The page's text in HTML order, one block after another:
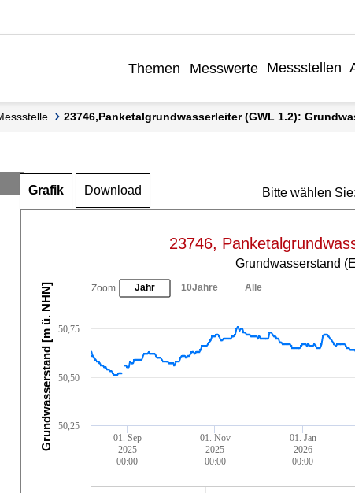
Themen Messwerte Messstellen
Messstelle 23746,Panketalgrundwasserleiter (GWL 1.2):
Grafik Download Bitte wählen Sie:
Grundwasserstand [m ü. NHN]
23746,
Grundwasserstand
01. Sep
2025
00:00
01. Nov
2025
00:00
01. Jan
2026
00:00
50,50
50,25
50,75
Zoom Jahr 10Jahre Alle